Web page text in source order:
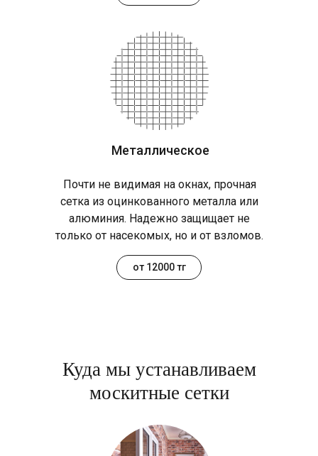
Металлическое
Почти не видимая на окнах, прочная
сетка из оцинкованного металла или
алюминия. Надежно защищает не
только от насекомых, но и от взломов.
от 12000 тг
Куда мы устанавливаем
москитные сетки